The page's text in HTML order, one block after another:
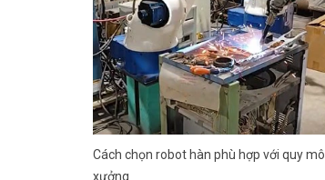
Cách chọn robot hàn phù hợp với quy mô
xưởng